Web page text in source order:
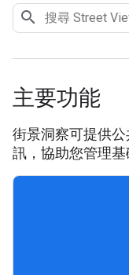
主要功能
街景洞察可提供
訊，協助您管理基